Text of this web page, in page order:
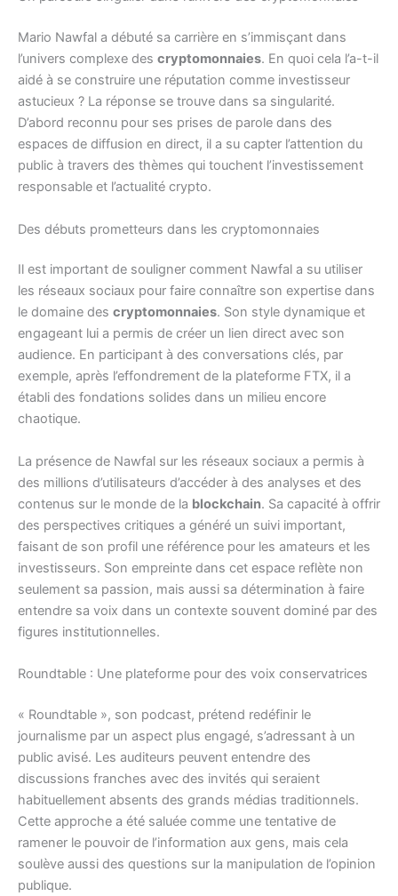
Mario Nawfal a débuté sa carrière en s’immisçant dans
l’univers complexe des cryptomonnaies. En quoi cela l’a-t-il
aidé à se construire une réputation comme investisseur
astucieux ? La réponse se trouve dans sa singularité.
D’abord reconnu pour ses prises de parole dans des
espaces de diffusion en direct, il a su capter l’attention du
public à travers des thèmes qui touchent l’investissement
responsable et l’actualité crypto.
Des débuts prometteurs dans les cryptomonnaies
Il est important de souligner comment Nawfal a su utiliser
les réseaux sociaux pour faire connaître son expertise dans
le domaine des cryptomonnaies. Son style dynamique et
engageant lui a permis de créer un lien direct avec son
audience. En participant à des conversations clés, par
exemple, après l’effondrement de la plateforme FTX, il a
établi des fondations solides dans un milieu encore
chaotique.
La présence de Nawfal sur les réseaux sociaux a permis à
des millions d’utilisateurs d’accéder à des analyses et des
contenus sur le monde de la blockchain. Sa capacité à offrir
des perspectives critiques a généré un suivi important,
faisant de son profil une référence pour les amateurs et les
investisseurs. Son empreinte dans cet espace reflète non
seulement sa passion, mais aussi sa détermination à faire
entendre sa voix dans un contexte souvent dominé par des
figures institutionnelles.
Roundtable : Une plateforme pour des voix conservatrices
« Roundtable », son podcast, prétend redéfinir le
journalisme par un aspect plus engagé, s’adressant à un
public avisé. Les auditeurs peuvent entendre des
discussions franches avec des invités qui seraient
habituellement absents des grands médias traditionnels.
Cette approche a été saluée comme une tentative de
ramener le pouvoir de l’information aux gens, mais cela
soulève aussi des questions sur la manipulation de l’opinion
publique.